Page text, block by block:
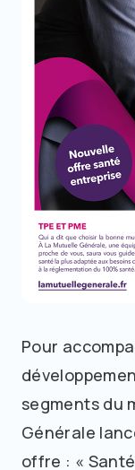
Pour
segments du
Générale
offre : «